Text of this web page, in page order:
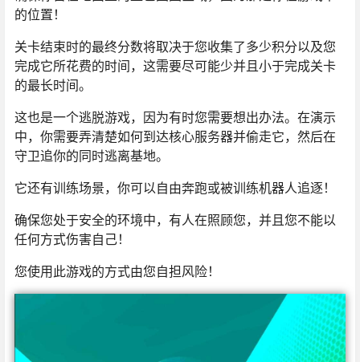
的位置！
关卡结束时的最终分数将取决于您收集了多少积分以及您
完成它所花费的时间，这需要尽可能少并且小于完成关卡
的最长时间。
这也是一个逃脱游戏，因为有时您需要想出办法。在演示
中，你需要弄清楚如何到达核心服务器并偷走它，然后在
守卫追你的同时逃离基地。
它还有训练场景，你可以自由奔跑或被训练机器人追逐！
确保您处于安全的环境中，有人在照顾您，并且您不能以
任何方式伤害自己！
您使用此游戏的方式由您自担风险！